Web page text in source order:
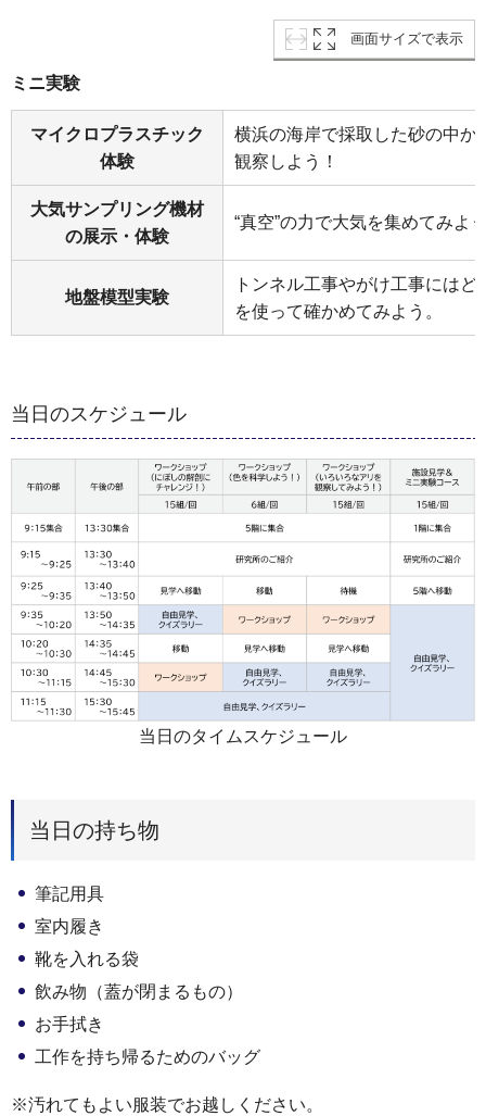
画面サイズで表示
ミニ実験
マイクロプラスチック
体験
横浜の海岸で採取した砂の中か
観察しよう！
大気サンプリング機材
の展示・体験
“真空”の力で大気を集めてみよ
地盤模型実験
トンネル工事やがけ工事には
を使って確かめてみよう。
当日のスケジュール
当日のタイムスケジュール
当日の持ち物
筆記用具
室内履き
靴を入れる袋
飲み物（蓋が閉まるもの）
お手拭き
工作を持ち帰るためのバッグ
※汚れてもよい服装でお越しください。